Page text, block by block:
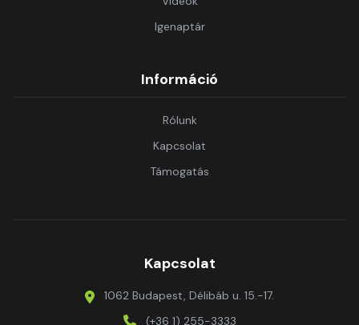
Igenaptár
Információ
Rólunk
Kapcsolat
Támogatás
Kapcsolat
1062 Budapest, Délibáb u. 15.-17.
(+36 1) 255-3333